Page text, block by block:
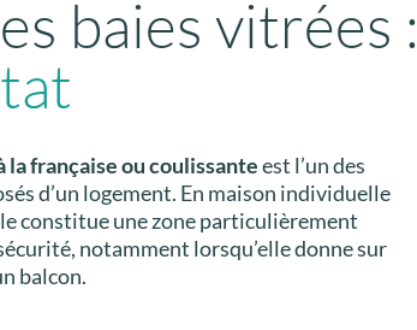
baies vitrées :
la française ou coulissanteest l’un des
d’un logement. En maison individuelle
constitue une zone particulièrement
notamment lorsqu’elle donne sur
balcon.